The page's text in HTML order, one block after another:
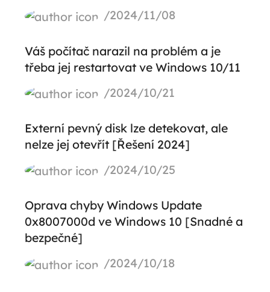
/2024/11/08
Váš počítač narazil na problém a je
třeba jej restartovat ve Windows 10/11
/2024/10/21
Externí pevný disk lze detekovat, ale
nelze jej otevřít [Řešení 2024]
/2024/10/25
Oprava chyby Windows Update
0x8007000d ve Windows 10 [Snadné a
bezpečné]
/2024/10/18